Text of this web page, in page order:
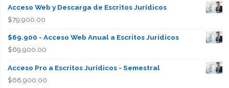
Acceso Web y Descarga de Escritos Jurídicos
$79,900.00
$69.900 - Acceso Web Anual a Escritos Jurídicos
$69,900.00
Acceso Pro a Escritos Jurídicos - Semestral
$68,900.00